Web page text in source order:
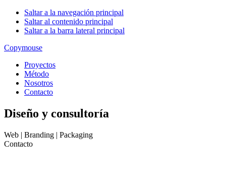
Saltar a la navegación principal
Saltar al contenido principal
Saltar a la barra lateral principal
Copymouse
Proyectos
Método
Nosotros
Contacto
Diseño y consultoría
Web | Branding | Packaging
Contacto